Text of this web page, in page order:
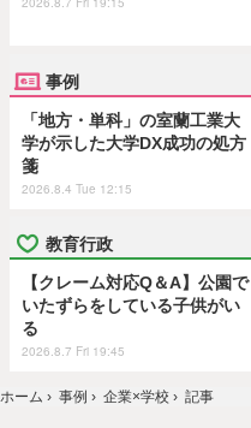
事例
「地方・単科」の室蘭工業大
学が示した大学DX成功の処方
箋
2026.8.4 Tue 12:15
教育行政
【クレーム対応Q＆A】公園で
いたずらをしている子供がい
る
2026.8.7 Fri 19:45
ホーム › 事例 › 企業×学校 › 記事